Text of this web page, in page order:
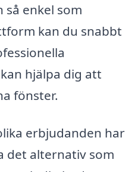
så enkel som
kan du snabbt
hjälpa dig att
fönster.
erbjudanden har
det alternativ som